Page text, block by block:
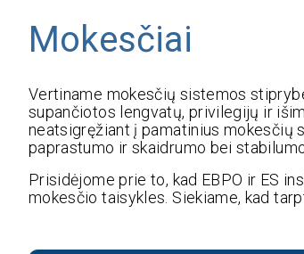
Mokesčiai
Vertiname mokesčių sistemos
supančiotos lengvatų, privilegijų ir
neatsigręžiant į pamatinius mokesčių
paprastumo ir skaidrumo bei
Prisidėjome prie to, kad EBPO ir ES
mokesčio taisykles. Siekiame, kad